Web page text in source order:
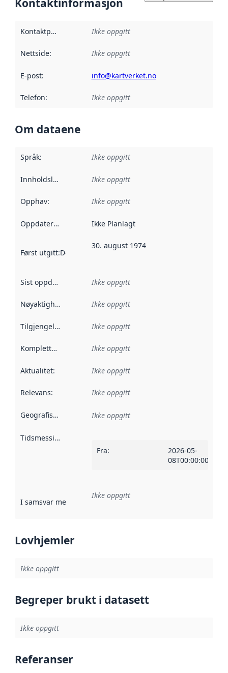
Kontaktinformasjon
Kontaktpunkt Ikke oppgitt
Nettside: Ikke oppgitt
E-post: info@kartverket.no
Telefon: Ikke oppgitt
Om dataene
Språk: Ikke oppgitt
Innholdsleverandører :
Ikke oppgitt
Opphav: Ikke oppgitt
Oppdateringsfrekvens :
Ikke Planlagt
Først utgitt:Denne datoen sier når dataene i dette
30. august 1974
Sist oppdatert Ikke oppgitt
Nøyaktighet Ikke oppgitt
Tilgjengelighet Ikke oppgitt
Kompletthet Ikke oppgitt
Aktualitet: Ikke oppgitt
Relevans: Ikke oppgitt
Geografisk avgrensning :
Ikke oppgitt
Tidsmessig avgrensning
Fra:
2026-05-
08T00:00:00Z
I samsvar med Referanse til en implementasjonsregel
Ikke oppgitt
Lovhjemler
Ikke oppgitt
Begreper brukt i datasett
Ikke oppgitt
Referanser